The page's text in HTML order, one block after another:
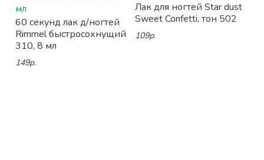
60 секунд лак д/ногтей
Rimmel быстросохнущий
310, 8 мл
149р.
Лак для ногтей Star dust
Sweet Confetti, тон 502
109р.